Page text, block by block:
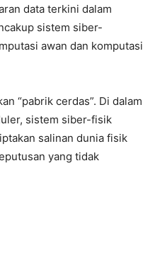
data terkini dalam
sistem siber-
awan dan komputasi
“pabrik cerdas”. Di dalam
sistem siber-fisik
salinan dunia fisik
yang tidak